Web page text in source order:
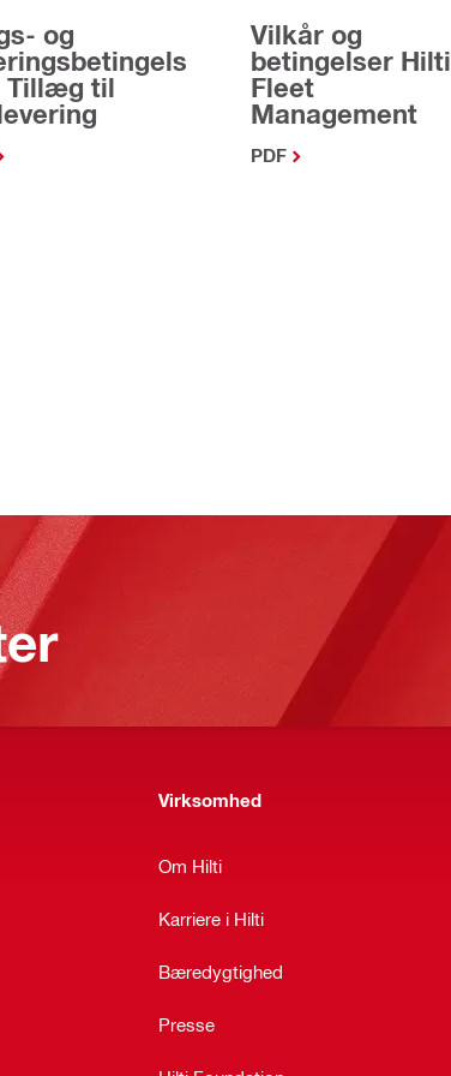
og
Tillæg til
Vilkår og
betingelser Hilti
Fleet
Management
PDF
Virksomhed
Om Hilti
Karriere i Hilti
Bæredygtighed
Presse